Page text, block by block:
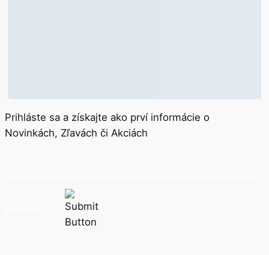
Prihláste sa a získajte ako prví informácie o
Novinkách, Zľavách či Akciách